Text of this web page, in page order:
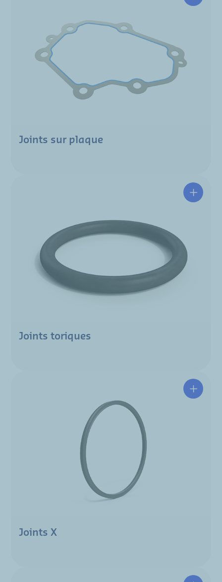
Joints sur plaque
Joints toriques
Joints X